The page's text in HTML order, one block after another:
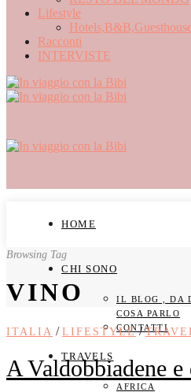
Lifestyle
Racconti
INTERVISTE
HOME
CHI SONO
IL BLOG , DA
COSA PARLO
CONTATTI
TRAVELS
AFRICA
Browsing Tag
VINO
ITALIA / LIFESTYLE /
A Valdobbiadene